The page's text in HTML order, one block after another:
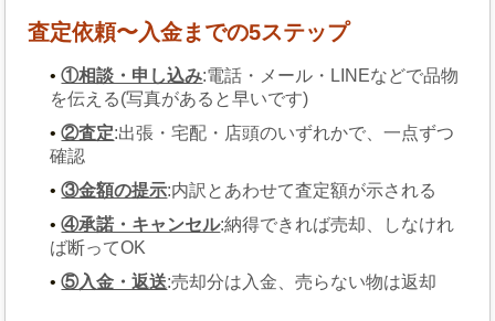
査定依頼〜入金までの5ステップ
①相談・申し込み:電話・メール・LINEなどで品物
を伝える(写真があると早いです)
②査定:出張・宅配・店頭のいずれかで、一点ずつ
確認
③金額の提示:内訳とあわせて査定額が示される
④承諾・キャンセル:納得できれば売却、しなけれ
ば断ってOK
⑤入金・返送:売却分は入金、売らない物は返却